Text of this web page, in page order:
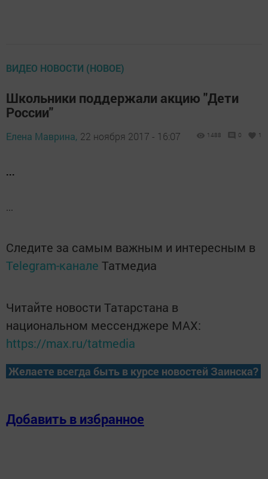
ВИДЕО НОВОСТИ (НОВОЕ)
Школьники поддержали акцию "Дети
России"
Елена Маврина, 22 ноября 2017 - 16:07 1488 0 1
...
...
Следите за самым важным и интересным в
Telegram-канале Татмедиа
Читайте новости Татарстана в
национальном мессенджере MАХ:
https://max.ru/tatmedia
Желаете всегда быть в курсе новостей Заинска?
Добавить в избранное